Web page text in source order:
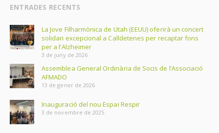
ENTRADES RECENTS
La Jove Filharmònica de Utah (EEUU) oferirà un concert
solidari excepcional a Calldetenes per recaptar fons
per a l’Alzheimer
3 de juny de 2026
Assemblea General Ordinària de Socis de l’Associació
AFMADO
13 de gener de 2026
Inauguració del nou Espai Respir
3 de novembre de 2025